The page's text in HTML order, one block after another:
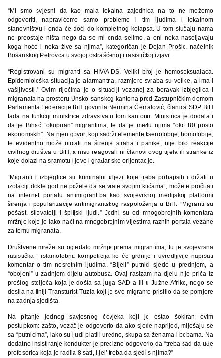
“Mi smo svjesni da kao mala lokalna zajednica na to ne možemo
odgovoriti, napravićemo samo probleme i tim ljudima i lokalnom
stanovništvu i onda će doći do kompletnog kolapsa. U tom slučaju nama
ne preostaje ništa nego da se mi onda selimo, a oni neka naseljavaju
koga hoće i neka žive sa njima”, kategoričan je Dejan Prošić, načelnik
Bosanskog Petrovca u svojoj ostrašćenoj i rasističkoj izjavi.
“Registrovani su migranti sa HIV/AIDS. Veliki broj je homoseksualaca.
Epidemiološka situacija je alarmantna, razmjere svraba su velike, a ima i
vašljivosti.” Ovim riječima je o situaciji vezanoj za boravak izbjeglica i
migranata na prostoru Unsko-sanskog kantona pred Zastupničkim domom
Parlamenta Federacije BiH govorila Nermina Ćemalović, članica SDP BiH
tada na funkciji ministrice zdravstva u tom kantonu. Ministrica je dodala i
da je Bihać “okupiran” migrantima, te da je među njima “oko 80 posto
ekonomskih”. Na njen govor, koji sadrži elemente ksenofobije, homofobije,
te evidentno može uticati na širenje straha i panike, nije bilo reakcije
civilnog društva u BiH, a nisu reagovali ni članovi ovog tijela ili stranke iz
koje dolazi na sramotu lijeve i građanske orijentacije.
“Migranti i izbjeglice su kriminalni uljezi koje treba pohapsiti i držati u
izolaciji dokle god ne požele da se vrate svojim kućama“, možete pročitati
na internet portalu antimigrant.ba kao svojevrsnoj medijskoj platformi
širenja i popularizacije antimigrantskog raspoloženja u BiH. “Migranti su
pošast, silovatelji i špiljski ljudi.” Jedni su od mnogobrojnih komentara
mržnje koje je lako naći na mnogobrojnim vijestima raznih portala vezane
za temu migranata.
Društvene mreže su ogledalo mržnje prema migrantima, tu je svojevrsna
rasistička i islamofobna kompeticija ko će grdnije i uvredljivije napisati
komentar o tim nesretnim ljudima. “Bijeli” putnici sjede u prednjem, a
“obojeni” u zadnjem dijelu autobusa. Ovaj rasizam na djelu nije priča iz
prošlog stoljeća koja je došla sa juga SAD-a ili u Južne Afrike, nego se
desila na liniji Transturist Tuzla koji je sve migrante prisilio da se pomjere
na zadnja sjedišta.
Na pitanje jednog savjesnog čovjeka koji je ostao šokiran ovim
postupkom: zašto, vozač je odgovorio da ako sjede naprijed, miješaju se
sa “putnicima”, iako su ljudi platili uredno, skupa sa ženama i bebama. Na
dodatno insistiranje kondukter je precizno odgovorio da “treba sad da uđe
profesorica koja je radila 8 sati, i jel’ treba da sjedi s njima?”